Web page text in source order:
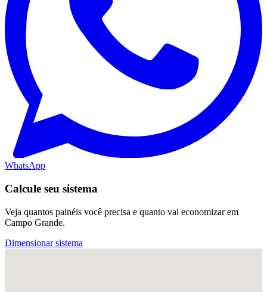
WhatsApp
Calcule seu sistema
Veja quantos painéis você precisa e quanto vai economizar em
Campo Grande.
Dimensionar sistema